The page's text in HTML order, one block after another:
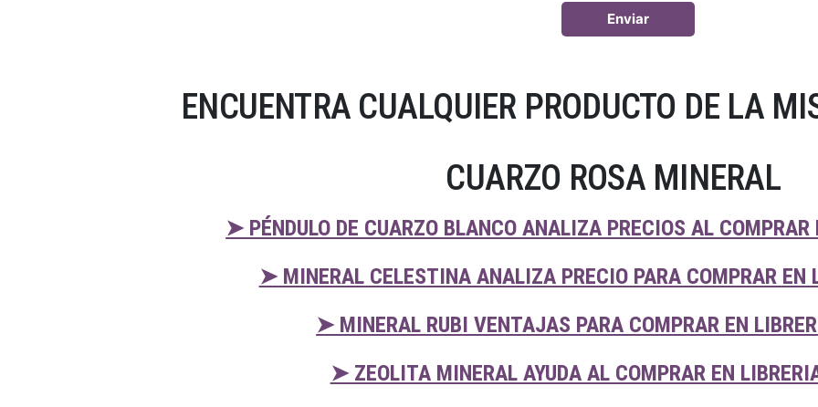
ENCUENTRA CUALQUIER PRODUCTO DE LA
CUARZO ROSA MINERAL
➤ PÉNDULO DE CUARZO BLANCO ANALIZA PRECIOS AL
➤ MINERAL CELESTINA ANALIZA PRECIO PARA COMPRAR EN
➤ MINERAL RUBI VENTAJAS PARA COMPRAR EN
➤ ZEOLITA MINERAL AYUDA AL COMPRAR EN